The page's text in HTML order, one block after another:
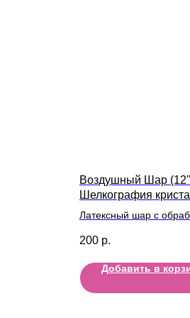
Воздушный Шар
Шелкография
рождения
Латексный шар с
200 р.
Добавить в